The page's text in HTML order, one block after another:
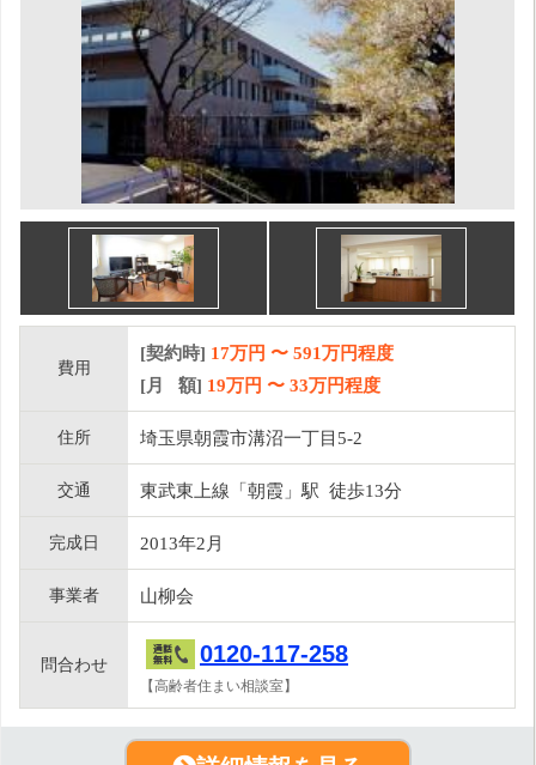
費用
[契約時] 17万円 〜 591万円程度
[月 額] 19万円 〜 33万円程度
住所 埼玉県朝霞市溝沼一丁目5-2
交通 東武東上線「朝霞」駅 徒歩13分
完成日 2013年2月
事業者 山柳会
問合わせ 0120-117-258
【高齢者住まい相談室】